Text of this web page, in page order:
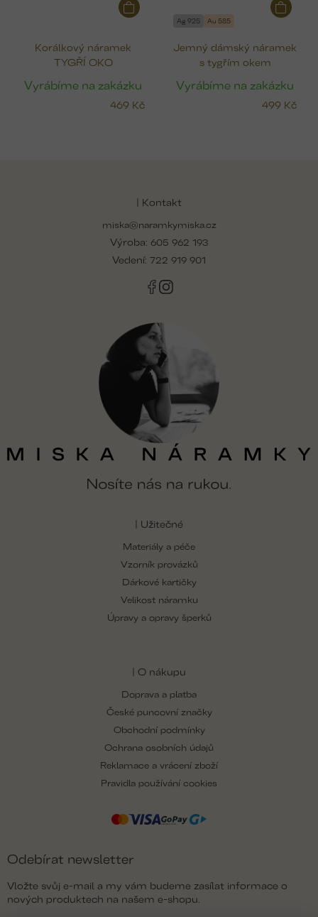
Korálkový náramek
TYGŘÍ OKO
Vyrábíme na zakázku
469 Kč
Ag 925 Au 585
Jemný dámský náramek
s tygřím okem
Vyrábíme na zakázku
499 Kč
| Kontakt
miska@naramkymiska.cz
Výroba: 605 962 193
Vedení: 722 919 901
| Užitečné
Materiály a péče
Vzorník provázků
Dárkové kartičky
Velikost náramku
Úpravy a opravy šperků
| O nákupu
Doprava a platba
České puncovní značky
Obchodní podmínky
Ochrana osobních údajů
Reklamace a vrácení zboží
Pravidla používání cookies
Odebírat newsletter
Vložte svůj e-mail a my vám budeme zasílat informace o
nových produktech na našem e-shopu.